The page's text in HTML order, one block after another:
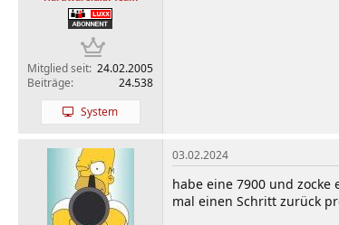
Mitglied seit 24.02.2005
Beiträge
24.538
System
03.02.2024
habe eine 7900 und
mal einen Schritt zurück